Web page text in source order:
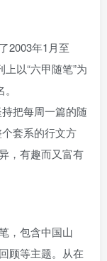
2003年1月至
以“六甲随笔”为
把每周一篇的随
套系的行文方
，有趣而又富有
，包含中国山
顾等主题。从在